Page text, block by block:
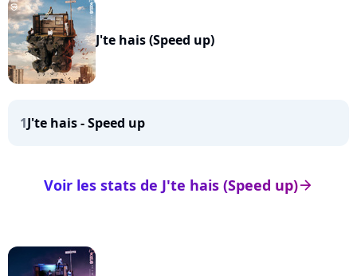
J'te hais (Speed up)
1J'te hais - Speed up
arrow_right
Voir les stats de J'te hais (Speed up)